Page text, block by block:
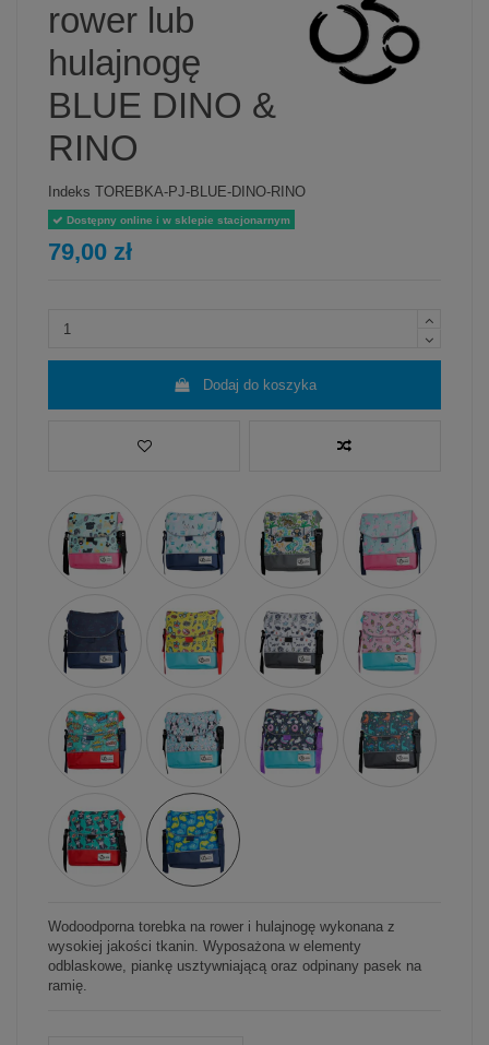
rower lub
hulajnogę
BLUE DINO &
RINO
Indeks TOREBKA-PJ-BLUE-DINO-RINO
Dostępny online i w sklepie stacjonarnym
79,00 zł
Dodaj do koszyka
Wodoodporna torebka na rower i hulajnogę wykonana z
wysokiej jakości tkanin. Wyposażona w elementy
odblaskowe, piankę usztywniającą oraz odpinany pasek na
ramię.